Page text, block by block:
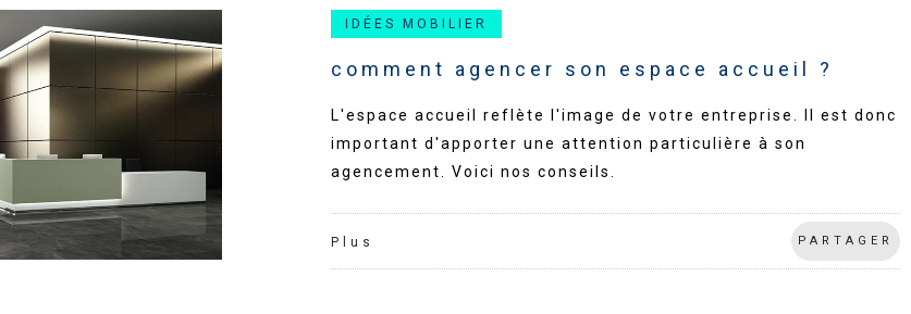
IDÉES MOBILIER
comment agencer son espace accueil ?
L'espace accueil reflète l'image de votre entreprise. Il est donc
important d'apporter une attention particulière à son
agencement. Voici nos conseils.
Plus PARTAGER